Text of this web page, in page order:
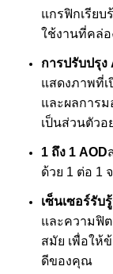
แกรฟิกเรียบ
ใช้งานที่คล่อ
การปรับปรุง
แสดงภาพที่เ
และผลการม
เป็นส่วนตัวอ
1 ถึง 1 AOD
ด้วย 1 ต่อ 1
เซ็นเซอร์รับ
และความฟิ
สมัย เพื่อให้
ดีของคุณ